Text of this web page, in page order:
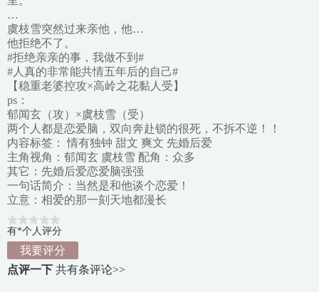
…
虞枝雪突然过来亲他，他…
他拒绝不了。
#拒绝亲亲的事，我做不到#
#人真的非常能共情五年后的自己#
【稳重老婆控攻×高岭之花黏人受】
ps：
郁闻玄（攻）×虞枝雪（受）
两个人都是恋爱脑，双向奔赴锁的很死，不拆不逆！！
内容标签： 情有独钟 甜文 爽文 先婚后爱
主角视角：郁闻玄 虞枝雪 配角：众多
其它：先婚后爱恋爱脑强强
一句话简介：当然是和他谈个恋爱！
立意：相爱的那一刻天地都漫长
有*个人评分
我要评分
点评一下 共有条评论>>